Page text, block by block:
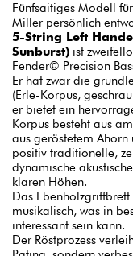
Fünfsaitiges Modell
Miller persönlich
5-String Left
Sunburst) ist
Fender© Precision
Er hat zwar die
(Erle-Korpus,
er bietet ein
Korpus besteht aus
aus geröstetem
positiv traditionelle,
dynamische
klaren Höhen.
Das
musikalisch, was in
interessant sein kann.
Der Röstprozess